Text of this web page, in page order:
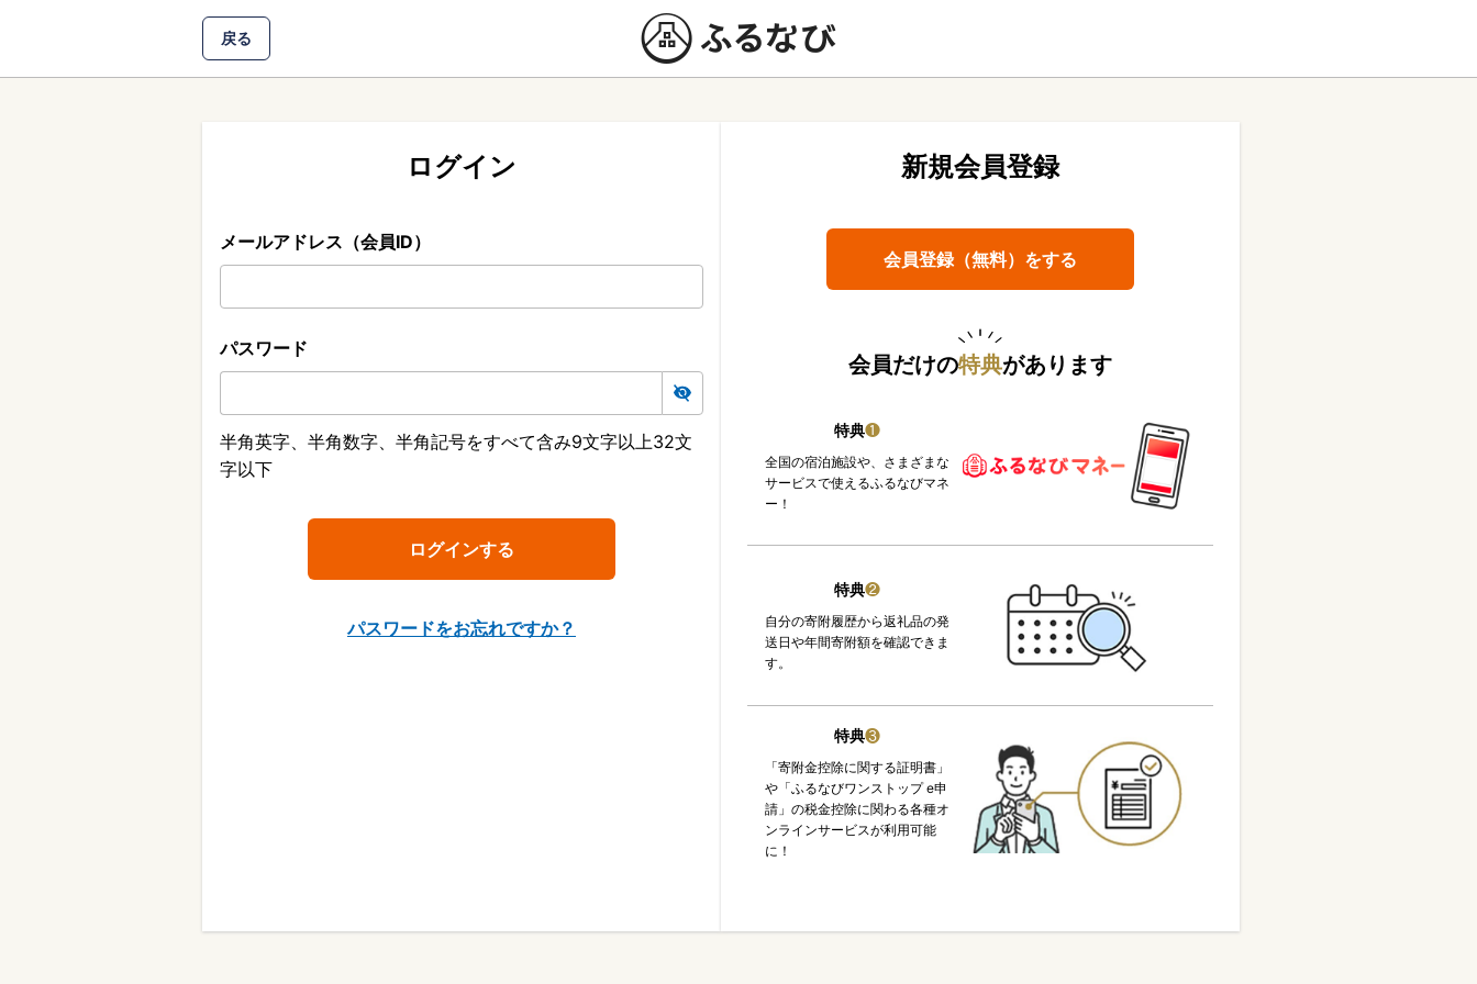
戻る
ログイン
メールアドレス（会員ID）
パスワード
半角英字、半角数字、半角記号をすべて含み9文字以上32文
字以下
パスワードをお忘れですか？
新規会員登録
会員登録（無料）をする
会員だけの特典があります
特典❶
全国の宿泊施設や、さまざまな
サービスで使えるふるなびマネ
ー！
特典❷
自分の寄附履歴から返礼品の発
送日や年間寄附額を確認できま
す。
特典❸
「寄附金控除に関する証明書」
や「ふるなびワンストップ e申
請」の税金控除に関わる各種オ
ンラインサービスが利用可能
に！